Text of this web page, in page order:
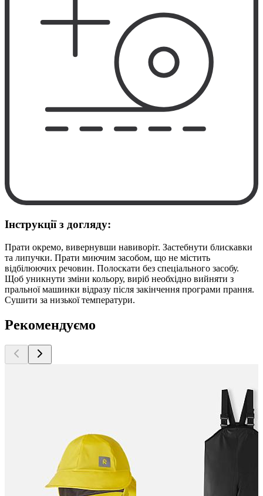
Інструкції з догляду:
Прати окремо, вивернувши навиворіт. Застебнути блискавки
та липучки. Прати миючим засобом, що не містить
відбілюючих речовин. Полоскати без спеціального засобу.
Щоб уникнути зміни кольору, виріб необхідно вийняти з
пральної машинки відразу після закінчення програми прання.
Сушити за низької температури.
Рекомендуємо